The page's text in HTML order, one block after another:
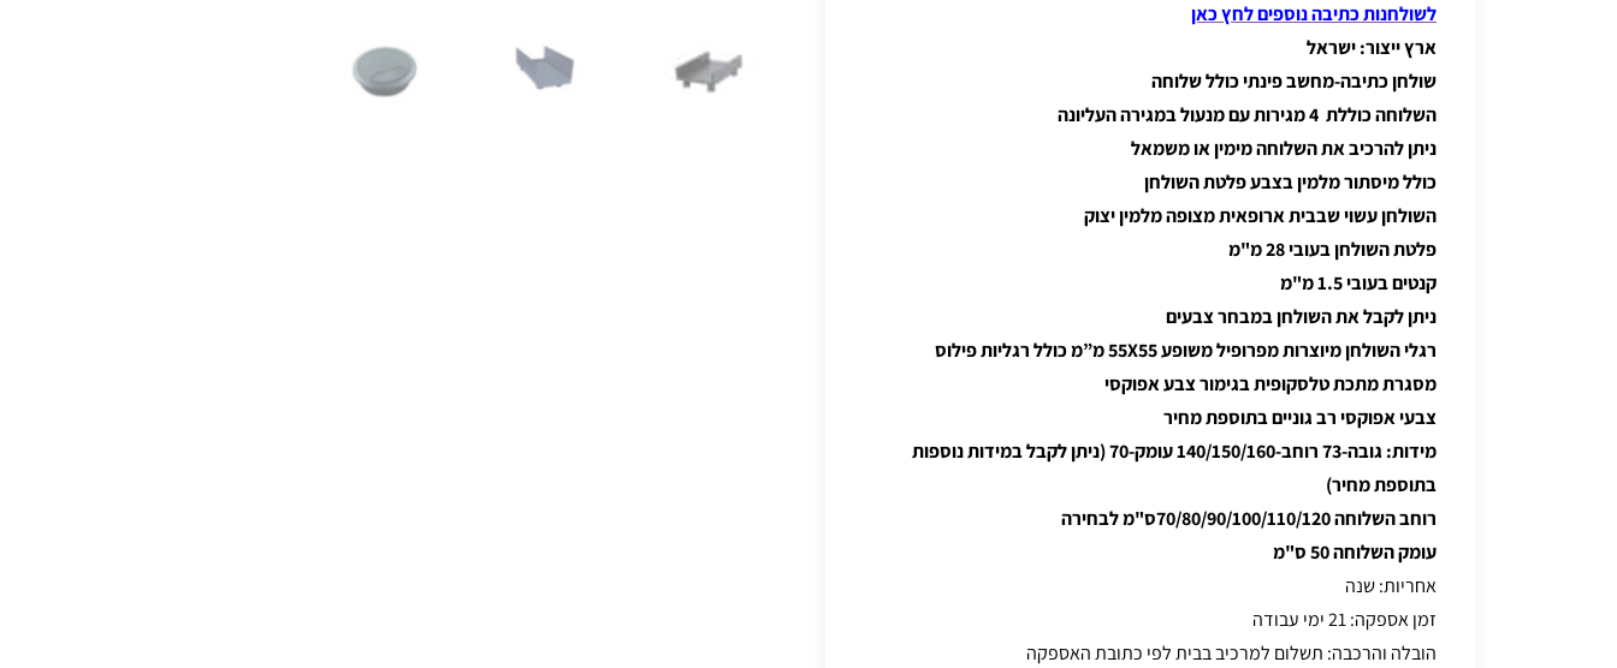
לשולחנות כתיבה נוספים לחץ כאן
ארץ ייצור: ישראל
שולחן כתיבה-מחשב פינתי כולל שלוחה
השלוחה כוללת 4 מגירות עם מנעול במגירה העליונה
ניתן להרכיב את השלוחה מימין או משמאל
כולל מיסתור מלמין בצבע פלטת השולחן
השולחן עשוי שבבית ארופאית מצופה מלמין יצוק
פלטת השולחן בעובי 28 מ"מ
קנטים בעובי 1.5 מ"מ
ניתן לקבל את השולחן במבחר צבעים
רגלי השולחן מיוצרות מפרופיל משופע 55X55 מ”מ כולל רגליות פילוס
מסגרת מתכת טלסקופית בגימור צבע אפוקסי
צבעי אפוקסי רב גוניים בתוספת מחיר
מידות: גובה-73 רוחב-140/150/160 עומק-70 (ניתן לקבל במידות נוספות
בתוספת מחיר)
רוחב השלוחה 70/80/90/100/110/120ס"מ לבחירה
עומק השלוחה 50 ס"מ
אחריות: שנה
זמן אספקה: 21 ימי עבודה
הובלה והרכבה: תשלום למרכיב בבית לפי כתובת האספקה